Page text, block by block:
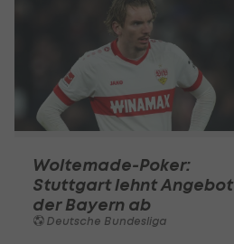
Woltemade-Poker:
Stuttgart lehnt Angebot
der Bayern ab
Deutsche Bundesliga